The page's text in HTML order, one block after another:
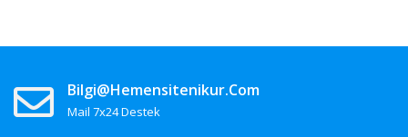
Bilgi@hemensitenikur.com
Mail 7x24 Destek